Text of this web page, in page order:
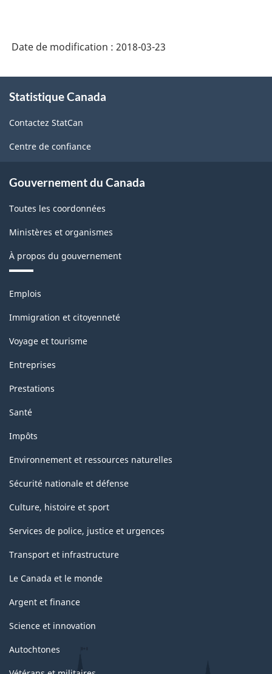
Date de modification : 2018-03-23
propos
ce
site
Statistique Canada
Contactez StatCan
Centre de confiance
Gouvernement du Canada
Toutes les coordonnées
Ministères et organismes
À propos du gouvernement
Thèmes
sujets
Emplois
Immigration et citoyenneté
Voyage et tourisme
Entreprises
Prestations
Santé
Impôts
Environnement et ressources naturelles
Sécurité nationale et défense
Culture, histoire et sport
Services de police, justice et urgences
Transport et infrastructure
Le Canada et le monde
Argent et finance
Science et innovation
Autochtones